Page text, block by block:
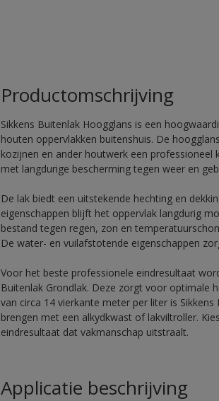
Productomschrijving
Sikkens Buitenlak Hoogglans is een
houten oppervlakken buitenshuis. De
kozijnen en ander houtwerk een
met langdurige bescherming tegen weer en
De lak biedt een uitstekende hechting en
eigenschappen blijft het oppervlak langdurig
bestand tegen regen, zon en
De water- en vuilafstotende eigenschappen
Voor het beste professionele eindresultaat
Buitenlak Grondlak. Deze zorgt voor optimale
van circa 14 vierkante meter per liter is
brengen met een alkydkwast of lakviltroller.
eindresultaat dat vakmanschap uitstraalt.
Applicatie beschrijving